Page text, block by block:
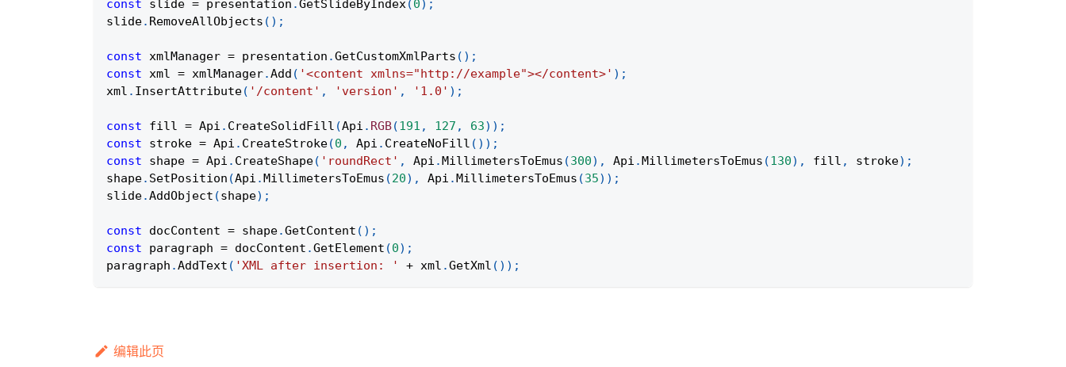
const slide = presentation .GetSlideByIndex(0) ;
slide. RemoveAllObjects ( ) ;
const xmlManager = presentation .GetCustomXmlParts ( ) ;
const xml = xmlManager.Add ( '<content xmlns="http://example"></content>' ) ;
xml . InsertAttribute( '/content' , 'version' , '1.0' ) ;
const fill = Api . CreateSolidFill (Api . RGB(191 , 127 , 63) ) ;
const stroke = Api . CreateStroke(0 , Api . CreateNoFill ( ) ) ;
const shape = Api . CreateShape( 'roundRect' , Api .MillimetersToEmus (300) , Api .MillimetersToEmus (130) , fill , stroke) ;
shape. SetPosition (Api .MillimetersToEmus (20) , Api .MillimetersToEmus (35) ) ;
slide.AddObject (shape) ;
const docContent = shape.GetContent ( ) ;
const paragraph = docContent .GetElement (0) ;
paragraph .AddText ( 'XML after insertion: ' + xml .GetXml ( ) ) ;
编辑此页